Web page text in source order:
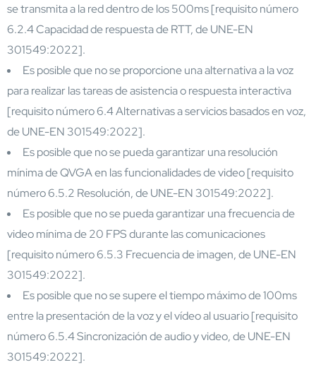
se transmita a la red dentro de los 500ms [requisito número
6.2.4 Capacidad de respuesta de RTT, de UNE-EN
301549:2022].
Es posible que no se proporcione una alternativa a la voz
para realizar las tareas de asistencia o respuesta interactiva
[requisito número 6.4 Alternativas a servicios basados en voz,
de UNE-EN 301549:2022].
Es posible que no se pueda garantizar una resolución
mínima de QVGA en las funcionalidades de video [requisito
número 6.5.2 Resolución, de UNE-EN 301549:2022].
Es posible que no se pueda garantizar una frecuencia de
video mínima de 20 FPS durante las comunicaciones
[requisito número 6.5.3 Frecuencia de imagen, de UNE-EN
301549:2022].
Es posible que no se supere el tiempo máximo de 100ms
entre la presentación de la voz y el vídeo al usuario [requisito
número 6.5.4 Sincronización de audio y video, de UNE-EN
301549:2022].